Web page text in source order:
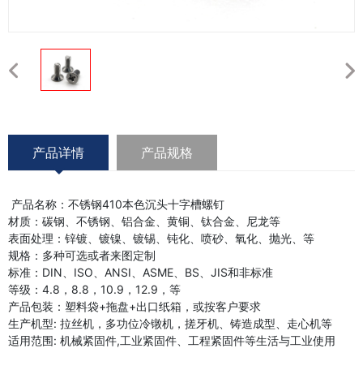
产品详情 产品规格
产品名称：不锈钢410本色沉头十字槽螺钉
材质：碳钢、不锈钢、铝合金、黄铜、钛合金、尼龙等
表面处理：锌镀、镀镍、镀锡、钝化、喷砂、氧化、抛光、等
规格：多种可选或者来图定制
标准：DIN、ISO、ANSI、ASME、BS、JIS和非标准
等级：4.8，8.8，10.9，12.9，等
产品包装：塑料袋+拖盘+出口纸箱，或按客户要求
生产机型: 拉丝机，多功位冷镦机，搓牙机、铸造成型、走心机等
适用范围: 机械紧固件,工业紧固件、工程紧固件等生活与工业使用